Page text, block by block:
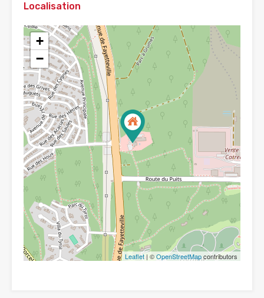
Localisation
+
−
Leaflet | ©OpenStreetMapcontributors